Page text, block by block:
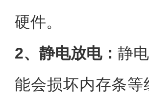
硬件。
2、静电放电： 静
能会损坏内存条